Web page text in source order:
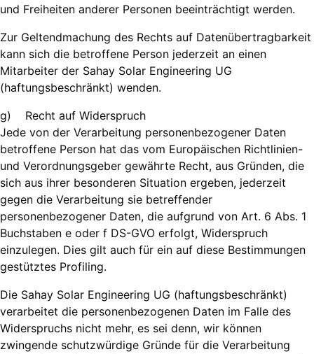
und Freiheiten anderer Personen beeinträchtigt werden.
Zur Geltendmachung des Rechts auf Datenübertragbarkeit
kann sich die betroffene Person jederzeit an einen
Mitarbeiter der Sahay Solar Engineering UG
(haftungsbeschränkt) wenden.
g) Recht auf Widerspruch
Jede von der Verarbeitung personenbezogener Daten
betroffene Person hat das vom Europäischen Richtlinien-
und Verordnungsgeber gewährte Recht, aus Gründen, die
sich aus ihrer besonderen Situation ergeben, jederzeit
gegen die Verarbeitung sie betreffender
personenbezogener Daten, die aufgrund von Art. 6 Abs. 1
Buchstaben e oder f DS-GVO erfolgt, Widerspruch
einzulegen. Dies gilt auch für ein auf diese Bestimmungen
gestütztes Profiling.
Die Sahay Solar Engineering UG (haftungsbeschränkt)
verarbeitet die personenbezogenen Daten im Falle des
Widerspruchs nicht mehr, es sei denn, wir können
zwingende schutzwürdige Gründe für die Verarbeitung